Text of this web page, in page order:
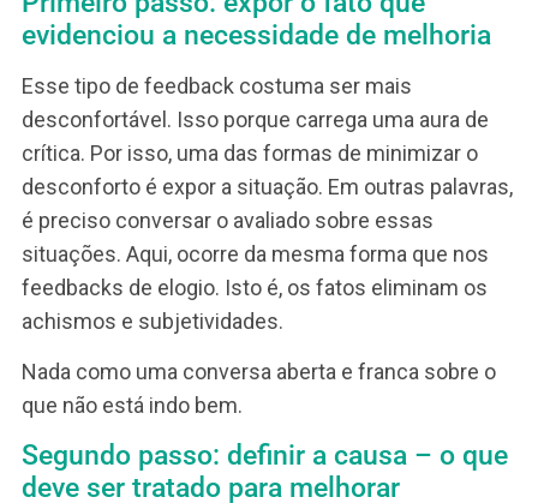
2. Como dar feedback
negativo, ou feedback de
orientação de melhoria
Em primeiro lugar, vamos deixar claro que
feedbacks não devem ser negativos. Isto é,
há consciência de se trata de um instrumento
desenvolvimento, não há feedback negativo.
Existem sim, feedbacks de orientação de
melhorias! Vamos ver, então, como estruturar
feedback de orientação de melhoria, usando a
técnica FCA: fato – causa – ação!